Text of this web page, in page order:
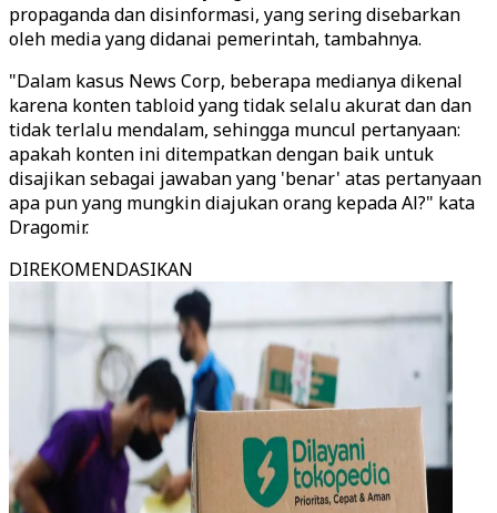
propaganda dan disinformasi, yang sering disebarkan
oleh media yang didanai pemerintah, tambahnya.
"Dalam kasus News Corp, beberapa medianya dikenal
karena konten tabloid yang tidak selalu akurat dan dan
tidak terlalu mendalam, sehingga muncul pertanyaan:
apakah konten ini ditempatkan dengan baik untuk
disajikan sebagai jawaban yang 'benar' atas pertanyaan
apa pun yang mungkin diajukan orang kepada Al?" kata
Dragomir.
DIREKOMENDASIKAN